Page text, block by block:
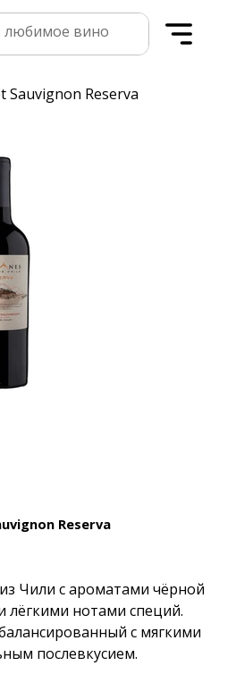
Sauvignon Reserva
Reserva
Чили с ароматами чёрной
нотами специй.
с мягкими
послевкусием.